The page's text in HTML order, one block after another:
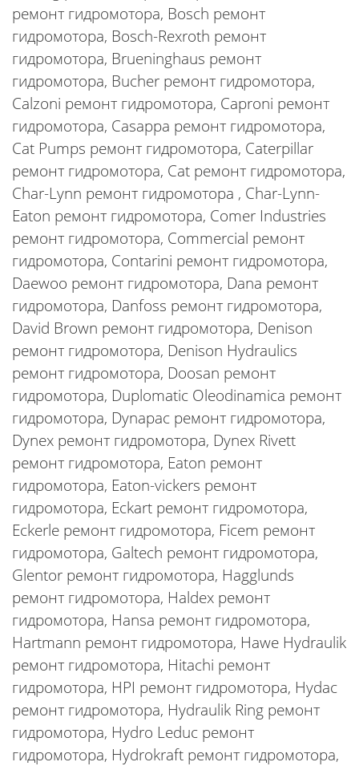
ремонт гидромотора, Bosch ремонт
гидромотора, Bosch-Rexroth ремонт
гидромотора, Brueninghaus ремонт
гидромотора, Bucher ремонт гидромотора,
Calzoni ремонт гидромотора, Caproni ремонт
гидромотора, Casappa ремонт гидромотора,
Cat Pumps ремонт гидромотора, Caterpillar
ремонт гидромотора, Cat ремонт гидромотора,
Char-Lynn ремонт гидромотора , Char-Lynn-
Eaton ремонт гидромотора, Comer Industries
ремонт гидромотора, Commercial ремонт
гидромотора, Contarini ремонт гидромотора,
Daewoo ремонт гидромотора, Dana ремонт
гидромотора, Danfoss ремонт гидромотора,
David Brown ремонт гидромотора, Denison
ремонт гидромотора, Denison Hydraulics
ремонт гидромотора, Doosan ремонт
гидромотора, Duplomatic Oleodinamica ремонт
гидромотора, Dynapac ремонт гидромотора,
Dynex ремонт гидромотора, Dynex Rivett
ремонт гидромотора, Eaton ремонт
гидромотора, Eaton-vickers ремонт
гидромотора, Eckart ремонт гидромотора,
Eckerle ремонт гидромотора, Ficem ремонт
гидромотора, Galtech ремонт гидромотора,
Glentor ремонт гидромотора, Hagglunds
ремонт гидромотора, Haldex ремонт
гидромотора, Hansa ремонт гидромотора,
Hartmann ремонт гидромотора, Hawe Hydraulik
ремонт гидромотора, Hitachi ремонт
гидромотора, HPI ремонт гидромотора, Hydac
ремонт гидромотора, Hydraulik Ring ремонт
гидромотора, Hydro Leduc ремонт
гидромотора, Hydrokraft ремонт гидромотора,